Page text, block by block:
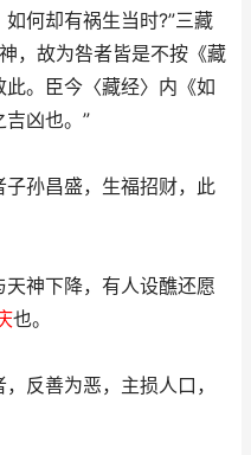
何却有祸生当时?”三藏
，故为咎者皆是不按《藏
。臣今〈藏经〉内《如
凶也。”
孙昌盛，生福招财，此
神下降，有人设醮还愿
也。
反善为恶，主损人口，